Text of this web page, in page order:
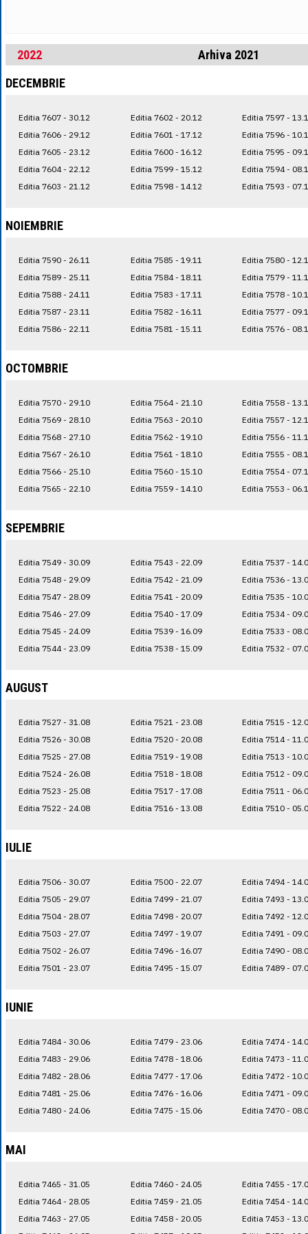
2022
Arhiva 2021
DECEMBRIE
Editia 7607 - 30.12
Editia 7606 - 29.12
Editia 7605 - 23.12
Editia 7604 - 22.12
Editia 7603 - 21.12
Editia 7602 - 20.12
Editia 7601 - 17.12
Editia 7600 - 16.12
Editia 7599 - 15.12
Editia 7598 - 14.12
Editia 7597 -
Editia 7596 -
Editia 7595 -
Editia 7594 -
Editia 7593 -
NOIEMBRIE
Editia 7590 - 26.11
Editia 7589 - 25.11
Editia 7588 - 24.11
Editia 7587 - 23.11
Editia 7586 - 22.11
Editia 7585 - 19.11
Editia 7584 - 18.11
Editia 7583 - 17.11
Editia 7582 - 16.11
Editia 7581 - 15.11
Editia 7580 -
Editia 7579 -
Editia 7578 -
Editia 7577 -
Editia 7576 -
OCTOMBRIE
Editia 7570 - 29.10
Editia 7569 - 28.10
Editia 7568 - 27.10
Editia 7567 - 26.10
Editia 7566 - 25.10
Editia 7565 - 22.10
Editia 7564 - 21.10
Editia 7563 - 20.10
Editia 7562 - 19.10
Editia 7561 - 18.10
Editia 7560 - 15.10
Editia 7559 - 14.10
Editia 7558 -
Editia 7557 -
Editia 7556 -
Editia 7555 -
Editia 7554 -
Editia 7553 -
SEPEMBRIE
Editia 7549 - 30.09
Editia 7548 - 29.09
Editia 7547 - 28.09
Editia 7546 - 27.09
Editia 7545 - 24.09
Editia 7544 - 23.09
Editia 7543 - 22.09
Editia 7542 - 21.09
Editia 7541 - 20.09
Editia 7540 - 17.09
Editia 7539 - 16.09
Editia 7538 - 15.09
Editia 7537 -
Editia 7536 -
Editia 7535 -
Editia 7534 -
Editia 7533 -
Editia 7532 -
AUGUST
Editia 7527 - 31.08
Editia 7526 - 30.08
Editia 7525 - 27.08
Editia 7524 - 26.08
Editia 7523 - 25.08
Editia 7522 - 24.08
Editia 7521 - 23.08
Editia 7520 - 20.08
Editia 7519 - 19.08
Editia 7518 - 18.08
Editia 7517 - 17.08
Editia 7516 - 13.08
Editia 7515 -
Editia 7514 -
Editia 7513 -
Editia 7512 -
Editia 7511 -
Editia 7510 -
IULIE
Editia 7506 - 30.07
Editia 7505 - 29.07
Editia 7504 - 28.07
Editia 7503 - 27.07
Editia 7502 - 26.07
Editia 7501 - 23.07
Editia 7500 - 22.07
Editia 7499 - 21.07
Editia 7498 - 20.07
Editia 7497 - 19.07
Editia 7496 - 16.07
Editia 7495 - 15.07
Editia 7494 -
Editia 7493 -
Editia 7492 -
Editia 7491 -
Editia 7490 -
Editia 7489 -
IUNIE
Editia 7484 - 30.06
Editia 7483 - 29.06
Editia 7482 - 28.06
Editia 7481 - 25.06
Editia 7480 - 24.06
Editia 7479 - 23.06
Editia 7478 - 18.06
Editia 7477 - 17.06
Editia 7476 - 16.06
Editia 7475 - 15.06
Editia 7474 -
Editia 7473 -
Editia 7472 -
Editia 7471 -
Editia 7470 -
MAI
Editia 7465 - 31.05
Editia 7464 - 28.05
Editia 7463 - 27.05
Editia 7460 - 24.05
Editia 7459 - 21.05
Editia 7458 - 20.05
Editia 7455 -
Editia 7454 -
Editia 7453 -